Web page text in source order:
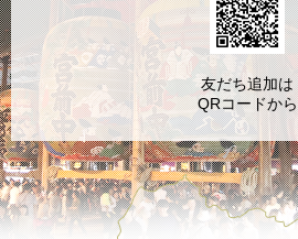
友だち追加は
QRコードから